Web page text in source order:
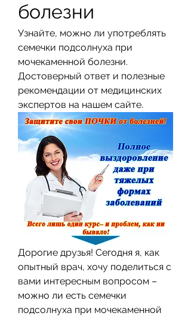
болезни
Узнайте, можно ли употреблять
семечки подсолнуха при
мочекаменной болезни.
Достоверный ответ и полезные
рекомендации от медицинских
экспертов на нашем сайте.
Дорогие друзья! Сегодня я, как
опытный врач, хочу поделиться с
вами интересным вопросом –
можно ли есть семечки
подсолнуха при мочекаменной